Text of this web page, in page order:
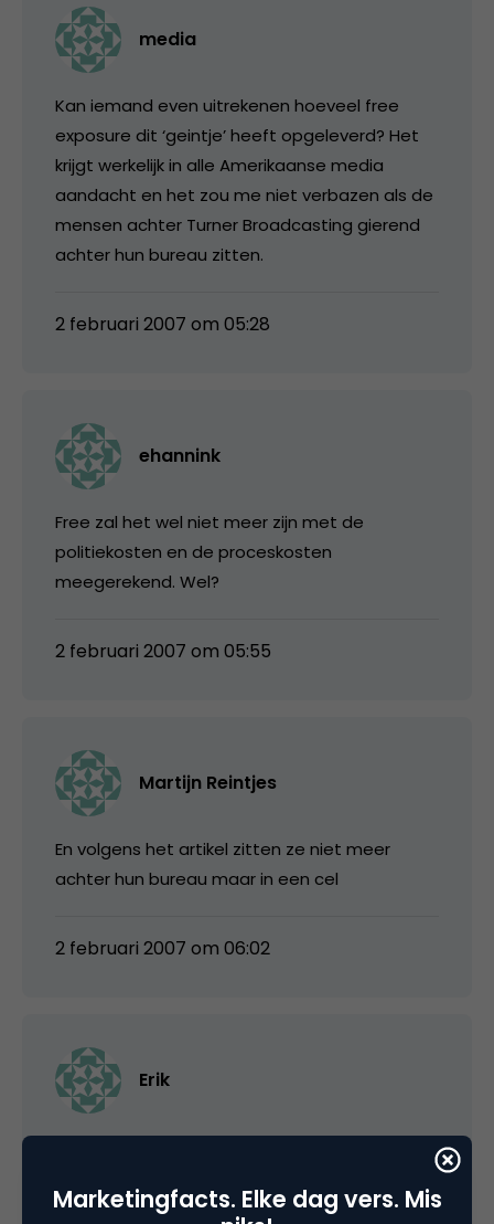
media
Kan iemand even uitrekenen hoeveel free
exposure dit ‘geintje’ heeft opgeleverd? Het
krijgt werkelijk in alle Amerikaanse media
aandacht en het zou me niet verbazen als de
mensen achter Turner Broadcasting gierend
achter hun bureau zitten.
2 februari 2007 om 05:28
ehannink
Free zal het wel niet meer zijn met de
politiekosten en de proceskosten
meegerekend. Wel?
2 februari 2007 om 05:55
Martijn Reintjes
En volgens het artikel zitten ze niet meer
achter hun bureau maar in een cel
2 februari 2007 om 06:02
Erik
gemaakte kosten. Hadden ze maar zo slim
Marketingfacts. Elke dag vers. Mis